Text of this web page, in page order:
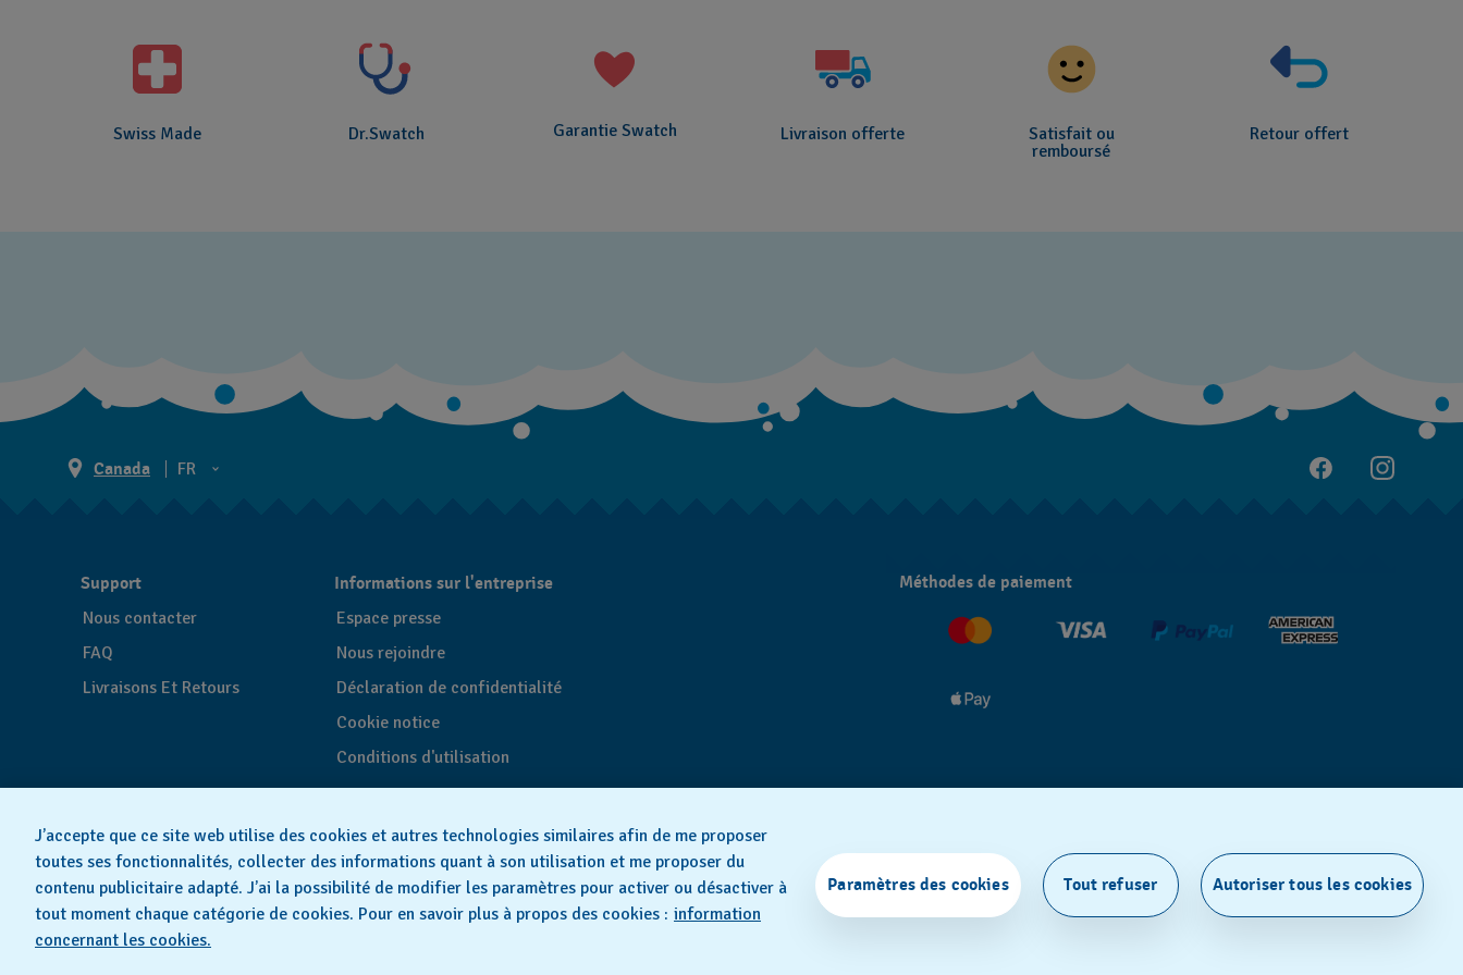
Swiss Made Dr.Swatch Garantie Swatch Livraison offerte
Satisfait ou
remboursé
Retour offert
Canada
FR
Support
Nous contacter
FAQ
Livraisons Et Retours
Informations sur l'entreprise
Espace presse
Nous rejoindre
Déclaration de confidentialité
Cookie notice
Conditions d'utilisation
Méthodes de paiement
SWISS MADE
© 2026 FLIK FLAK, UNE DIVISION DE SWATCH SA. TOUS DROITS RÉSERVÉS: MONTRES SUISSES
J’accepte que ce site web utilise des cookies et autres technologies similaires afin de me proposer
toutes ses fonctionnalités, collecter des informations quant à son utilisation et me proposer du
contenu publicitaire adapté. J’ai la possibilité de modifier les paramètres pour activer ou désactiver à
tout moment chaque catégorie de cookies. Pour en savoir plus à propos des cookies : information
concernant les cookies.
Paramètres des cookies Tout refuser Autoriser tous les cookies